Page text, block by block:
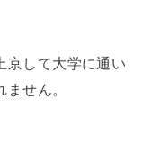
京して大学に通い
せん。